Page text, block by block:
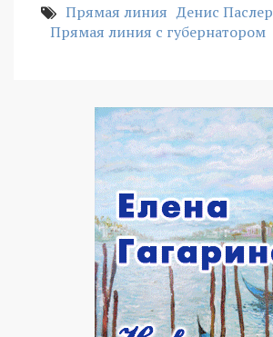
Прямая линия Денис Паслер
Прямая линия с губернатором